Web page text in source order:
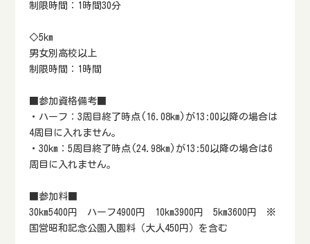
制限時間：1時間30分
◇5km
男女別高校以上
制限時間：1時間
■参加資格備考■
・ハーフ：3周目終了時点(16.08km)が13:00以降の場合は
4周目に入れません。
・30km：5周目終了時点(24.98km)が13:50以降の場合は6
周目に入れません。
■参加料■
30km5400円 ハーフ4900円 10km3900円 5km3600円 ※
国営昭和記念公園入園料（大人450円）を含む